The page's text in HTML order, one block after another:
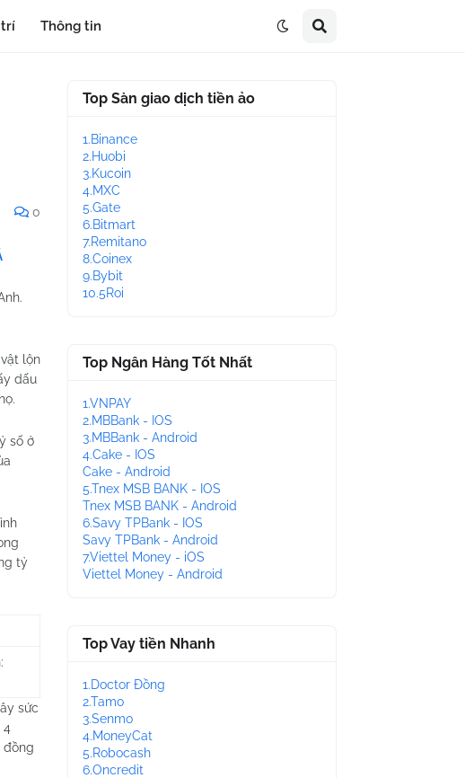
trí Thông tin
0
lộn
dấu
số ở
tỷ
sức
4
đồng
Top Sàn giao dịch tiền ảo
1.Binance
2.Huobi
3.Kucoin
4.MXC
5.Gate
6.Bitmart
7.Remitano
8.Coinex
9.Bybit
10.5Roi
Top Ngân Hàng Tốt Nhất
1.VNPAY
2.MBBank - IOS
3.MBBank - Android
4.Cake - IOS
Cake - Android
5.Tnex MSB BANK - IOS
Tnex MSB BANK - Android
6.Savy TPBank - IOS
Savy TPBank - Android
7.Viettel Money - iOS
Viettel Money - Android
Top Vay tiền Nhanh
1.Doctor Đồng
2.Tamo
3.Senmo
4.MoneyCat
5.Robocash
6.Oncredit